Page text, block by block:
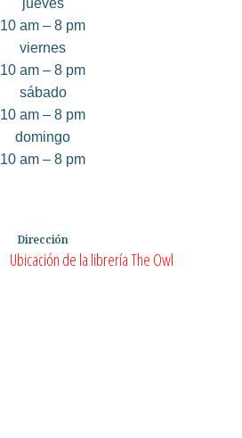
10 am – 8 pm
viernes
10 am – 8 pm
sábado
10 am – 8 pm
domingo
10 am – 8 pm
Dirección